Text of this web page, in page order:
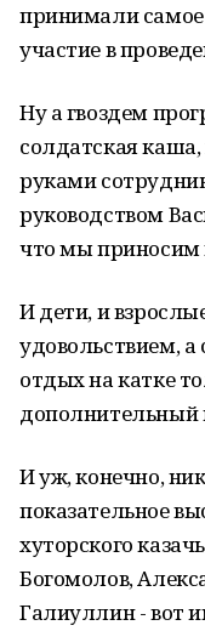
принимали самое
участие в
Ну а гвоздем
солдатская
руками
руководством
что мы приносим
И дети, и
удовольствием,
отдых на катке
дополнительный
И уж, конечно,
показательное
хуторского
Богомолов,
Галиуллин - вот